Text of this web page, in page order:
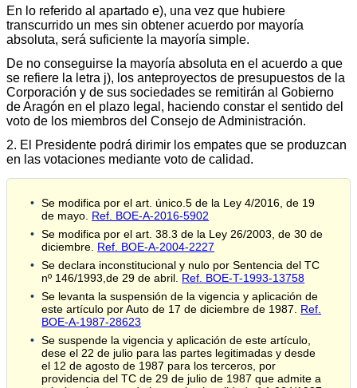
En lo referido al apartado e), una vez que hubiere
transcurrido un mes sin obtener acuerdo por mayoría
absoluta, será suficiente la mayoría simple.
De no conseguirse la mayoría absoluta en el acuerdo a que
se refiere la letra j), los anteproyectos de presupuestos de la
Corporación y de sus sociedades se remitirán al Gobierno
de Aragón en el plazo legal, haciendo constar el sentido del
voto de los miembros del Consejo de Administración.
2. El Presidente podrá dirimir los empates que se produzcan
en las votaciones mediante voto de calidad.
Se modifica por el art. único.5 de la Ley 4/2016, de 19
de mayo. Ref. BOE-A-2016-5902
Se modifica por el art. 38.3 de la Ley 26/2003, de 30 de
diciembre. Ref. BOE-A-2004-2227
Se declara inconstitucional y nulo por Sentencia del TC
nº 146/1993,de 29 de abril. Ref. BOE-T-1993-13758
Se levanta la suspensión de la vigencia y aplicación de
este artículo por Auto de 17 de diciembre de 1987. Ref.
BOE-A-1987-28623
Se suspende la vigencia y aplicación de este artículo,
dese el 22 de julio para las partes legitimadas y desde
el 12 de agosto de 1987 para los terceros, por
providencia del TC de 29 de julio de 1987 que admite a